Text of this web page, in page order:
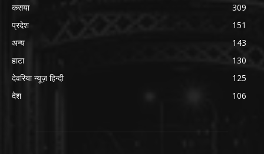
कसया
309
प्रदेश
151
अन्य
143
हाटा
130
देवरिया न्यूज़ हिन्दी
125
देश
106